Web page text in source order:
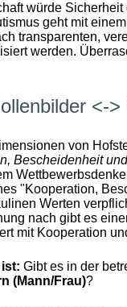
würde
geht mit
transparenten,
werden.
<-
von
Bescheidenheit
"Kooperation,
Werten
nach gibt es
mit Kooperation
Gibt es in der
(Mann/Frau)?